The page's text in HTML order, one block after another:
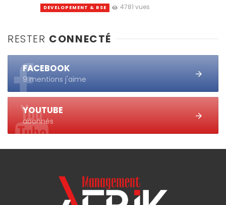
DEVELOPEMENT & RSE 4781 vues
RESTER CONNECTÉ
FACEBOOK
9 mentions j'aime
YOUTUBE
abonnés